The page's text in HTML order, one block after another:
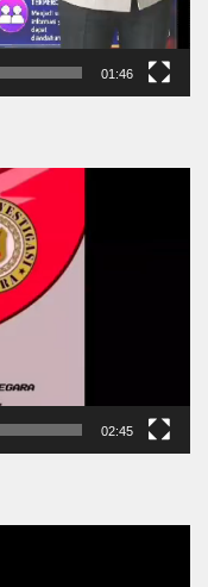
01:46
02:45